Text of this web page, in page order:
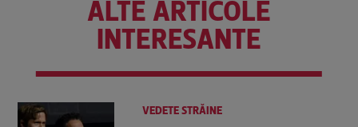
ALTE ARTICOLE
INTERESANTE
VEDETE STRĂINE